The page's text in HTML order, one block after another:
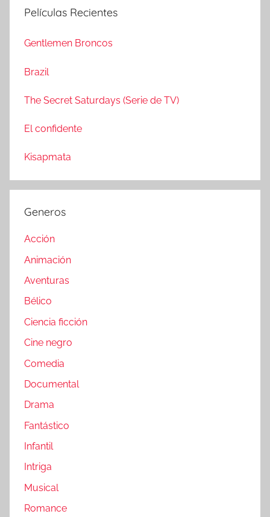
a
:
Películas Recientes
Gentlemen Broncos
Brazil
The Secret Saturdays (Serie de TV)
El confidente
Kisapmata
Generos
Acción
Animación
Aventuras
Bélico
Ciencia ficción
Cine negro
Comedia
Documental
Drama
Fantástico
Infantil
Intriga
Musical
Romance